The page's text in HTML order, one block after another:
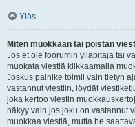
Ylös
Miten muokkaan tai poistan
Jos et ole foorumin ylläpitäjä tai
muokata viestiä klikkaamalla
Joskus painike toimii vain tietyn
vastannut viestiin, löydät
joka kertoo viestin
näkyy vain jos joku on vastannut
muokkaa viestiä, mutta he